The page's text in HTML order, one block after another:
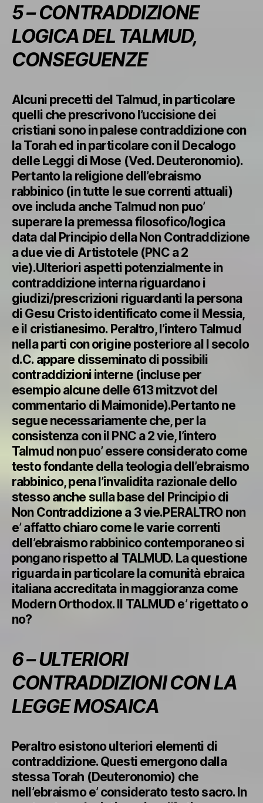
5 – CONTRADDIZIONE
LOGICA DEL TALMUD,
CONSEGUENZE
Alcuni precetti del Talmud, in particolare
quelli che prescrivono l’uccisione dei
cristiani sono in palese contraddizione con
la Torah ed in particolare con il Decalogo
delle Leggi di Mose (Ved. Deuteronomio).
Pertanto la religione dell’ebraismo
rabbinico (in tutte le sue correnti attuali)
ove includa anche Talmud non puo’
superare la premessa filosofico/logica
data dal Principio della Non Contraddizione
a due vie di Artistotele (PNC a 2
vie).Ulteriori aspetti potenzialmente in
contraddizione interna riguardano i
giudizi/prescrizioni riguardanti la persona
di Gesu Cristo identificato come il Messia,
e il cristianesimo. Peraltro, l’intero Talmud
nella parti con origine posteriore al I secolo
d.C. appare disseminato di possibili
contraddizioni interne (incluse per
esempio alcune delle 613 mitzvot del
commentario di Maimonide).Pertanto ne
segue necessariamente che, per la
consistenza con il PNC a 2 vie, l’intero
Talmud non puo’ essere considerato come
testo fondante della teologia dell’ebraismo
rabbinico, pena l’invalidita razionale dello
stesso anche sulla base del Principio di
Non Contraddizione a 3 vie.PERALTRO non
e’ affatto chiaro come le varie correnti
dell’ebraismo rabbinico contemporaneo si
pongano rispetto al TALMUD. La questione
riguarda in particolare la comunità ebraica
italiana accreditata in maggioranza come
Modern Orthodox. Il TALMUD e’ rigettato o
no?
6 – ULTERIORI
CONTRADDIZIONI CON LA
LEGGE MOSAICA
Peraltro esistono ulteriori elementi di
contraddizione. Questi emergono dalla
stessa Torah (Deuteronomio) che
nell’ebraismo e’ considerato testo sacro. In